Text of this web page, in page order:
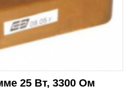
25 Вт, 3300 Ом